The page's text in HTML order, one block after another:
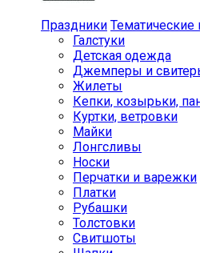
Праздники Тематические
Галстуки
Детская одежда
Джемперы и
Жилеты
Кепки, козырьки,
Куртки, ветровки
Майки
Лонгсливы
Носки
Перчатки и варежки
Платки
Рубашки
Толстовки
Свитшоты